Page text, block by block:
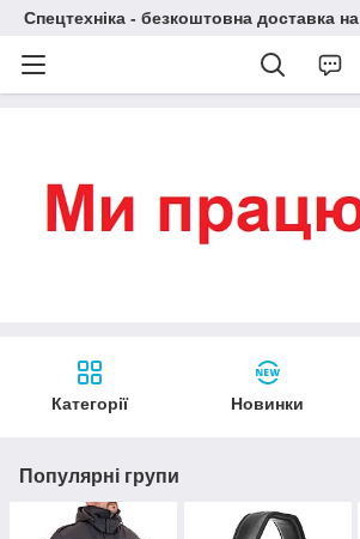
Спецтехніка - безкоштовна доставка
Категорії Новинки
Популярні групи